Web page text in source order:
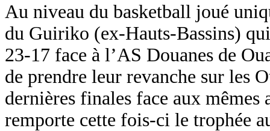
Au niveau du basketball joué
du Guiriko (ex-Hauts-Bassins)
23-17 face à l’AS Douanes de
de prendre leur revanche sur les
dernières finales face aux
remporte cette fois-ci le trophée